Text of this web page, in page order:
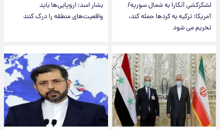
لشکرکشی آنکارا به شمال سوریه/
آمریکا: ترکیه به کردها حمله کند،
تحریم می شود
بشار اسد: اروپایی‌ها باید
واقعیت‌های منطقه را درک کنند